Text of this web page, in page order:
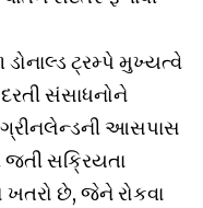
ટ્રમ્પે મુખ્યત્વે
સંસાધનોને
ગ્રીનલેન્ડની આસપાસ
સક્રિયતા
ખતરો છે, જેને રોકવા